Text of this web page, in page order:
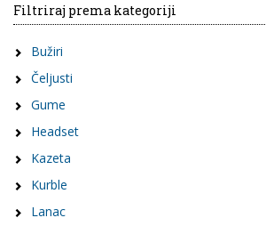
Filtriraj prema kategoriji
Bužiri
Čeljusti
Gume
Headset
Kazeta
Kurble
Lanac